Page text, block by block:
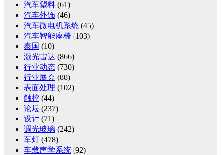
汽车塑料 (61)
汽车外饰 (46)
汽车微电机系统 (45)
汽车智能座椅 (103)
泰国 (10)
激光雷达 (866)
行业动态 (730)
行业展会 (88)
表面处理 (102)
触控 (44)
论坛 (237)
设计 (71)
调光玻璃 (242)
车灯 (478)
车载声学系统 (92)